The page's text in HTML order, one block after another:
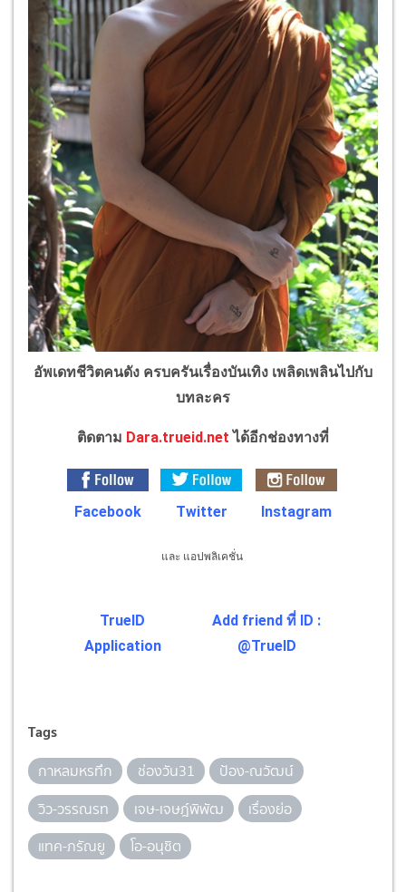
อัพเดทชีวิตคนดัง ครบครันเรื่องบันเทิง เพลิดเพลินไปกับ
บทละคร
ติดตาม Dara.trueid.net ได้อีกช่องทางที่
Facebook Twitter Instagram
และ แอปพลิเคชั่น
TrueID
Application
Add friend ที่ ID :
@TrueID
Tags
กาหลมหรทึก ช่องวัน31
ป้อง-ณวัฒน์
วิว-วรรณรท
เจษ-เจษฎ์พิพัฒ
เรื่องย่อ
แทค-ภรัณยู
โอ-อนุชิต